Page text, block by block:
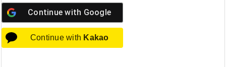
Continue with Google
Continue with Kakao